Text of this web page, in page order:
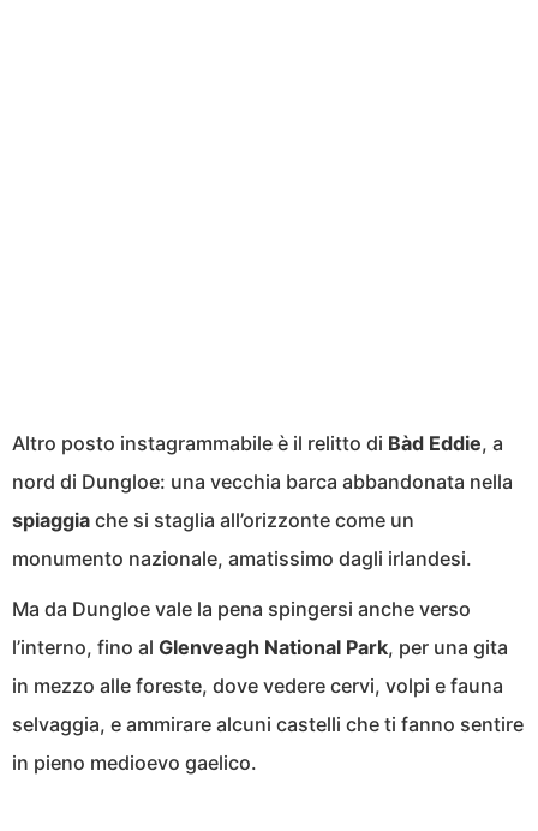
Altro posto instagrammabile è il relitto di Bàd Eddie, a
nord di Dungloe: una vecchia barca abbandonata nella
spiaggia che si staglia all’orizzonte come un
monumento nazionale, amatissimo dagli irlandesi.
Ma da Dungloe vale la pena spingersi anche verso
l’interno, fino al Glenveagh National Park, per una gita
in mezzo alle foreste, dove vedere cervi, volpi e fauna
selvaggia, e ammirare alcuni castelli che ti fanno sentire
in pieno medioevo gaelico.